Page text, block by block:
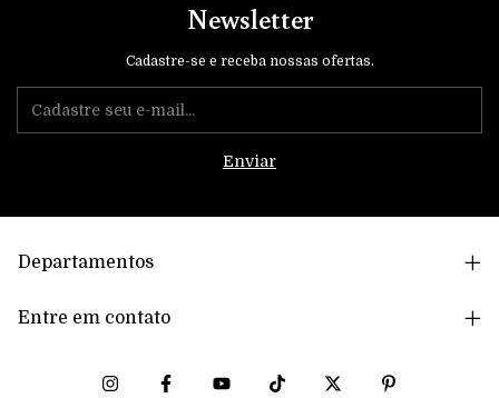
Newsletter
Cadastre-se e receba nossas ofertas.
Departamentos
Entre em contato